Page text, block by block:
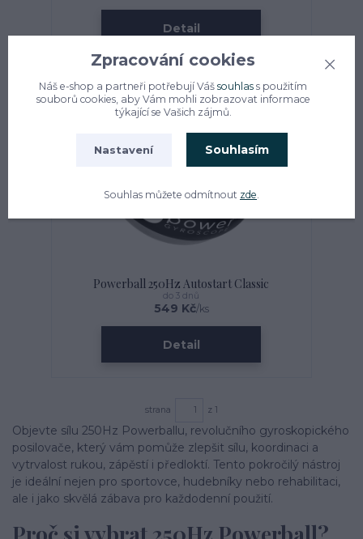
Detail
Powerball 250Hz Autostart Classic
549 Kč/ks
do 3 dnů
Detail
strana z 1
Objevte sílu 250Hz Powerballu, revolučního gyroskopického
posilovače, který vám pomůže zlepšit sílu, koordinaci a
vytrvalost rukou, zápěstí i předloktí. Tento pokročilý nástroj
je ideální nejen pro sportovce, hudebníky nebo rehabilitaci,
ale i jako skvělá zábava pro každodenní použití.
Zpracování cookies
Náš e-shop a partneři potřebují Vášsouhlas s použitím
souborů cookies, aby Vám mohli zobrazovat informace
týkající se Vašich zájmů.
Nastavení Souhlasím
Souhlas můžete odmítnout zde